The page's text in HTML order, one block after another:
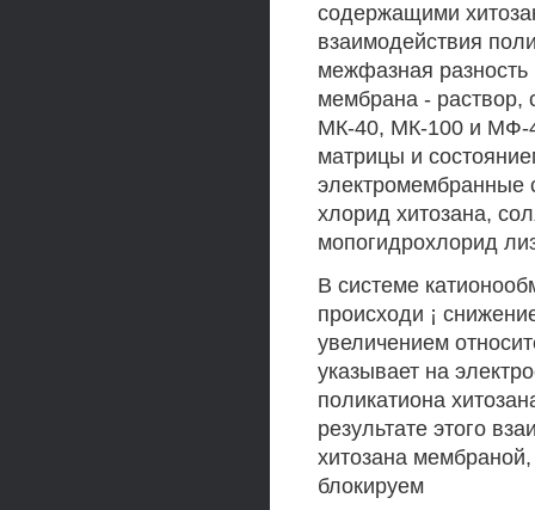
содержащими
взаимодействия
межфазная разность
мембрана - раствор,
МК-40, МК-100 и МФ-
матрицы и
электромембранные
хлорид хитозана,
мопогидрохлорид
В системе
происходи ¡
увеличением
указывает на
поликатиона
результате этого
хитозана
блокируем